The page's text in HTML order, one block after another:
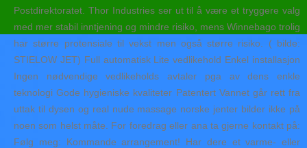
Postdirektoratet. Thor Industries ser ut til å være et tryggere valg
med mer stabil inntjening og mindre risiko, mens Winnebago trolig
har større protensiale til vekst men også større risiko. ( bilde:
STIELOW JET) Full automatisk Lite vedlikehold Enkel installasjon
Ingen nødvendige vedlikeholds avtaler pga av dens enkle
teknologi Gode hygieniske kvaliteter Patentert Vannet går rett fra
uttak til dysen og real nude massage norske jenter bilder ikke på
noen som helst måte. For foredrag eller ana ta gjerne kontakt på:
Følg meg: Kommande arrangement! Har dere et varme- eller